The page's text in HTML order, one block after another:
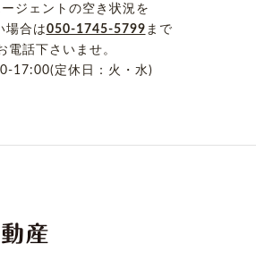
ジェントの空き状況を
場合は050-1745-5799 まで
電話下さいませ。
17:00(定休日：火・水)